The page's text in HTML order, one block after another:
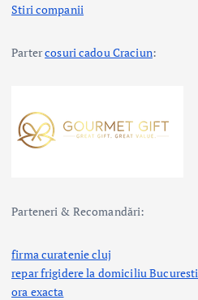
Stiri companii
Partercosuri cadou Craciun:
Parteneri & Recomandări:
firma curatenie cluj
repar frigidere la domiciliu Bucuresti
ora exacta